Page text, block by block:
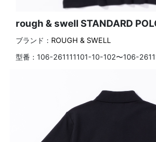
rough & swell STANDARD
ブランド： ROUGH & SWELL
型番： 106-261111101-10-102〜106-